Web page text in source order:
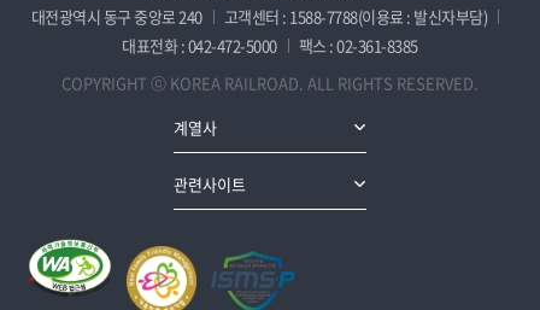
대전광역시 동구 중앙로 240
고객센터 : 1588-7788(이용료 : 발신자부담)
대표전화 : 042-472-5000
팩스 : 02-361-8385
COPYRIGHT ⓒ KOREA RAILROAD. ALL RIGHTS RESERVED.
계열사
관련사이트